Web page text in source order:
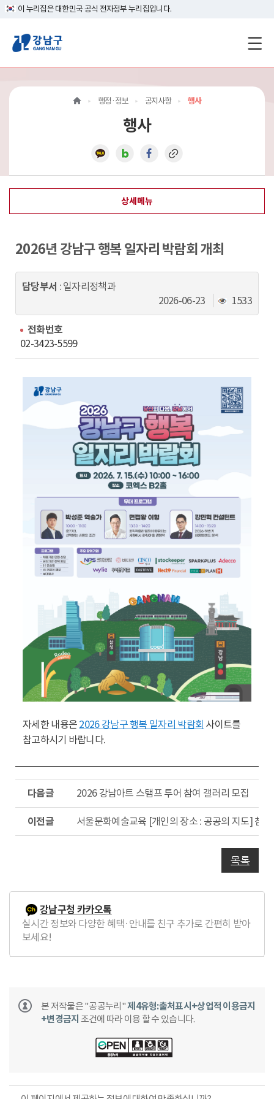
이 누리집은 대한민국 공식 전자정부 누리집입니다.
강
남
구
지
메
인
이
동
행정·정보 공지사항 행사
행사
상세메뉴
2026년 강남구 행복 일자리 박람회 개최
담당부서 : 일자리정책과
2026-06-23
조
회
1533
전화번호
02-3423-5599
자세한 내용은 2026 강남구 행복 일자리 박람회 사이트를
참고하시기 바랍니다.
글
2026 강남아트 스탬프 투어 참여 갤러리 모집
글
서울문화예술교육 [개인의 장소 : 공공의 지도] 참
목록
강남구청 카카오톡
실시간 정보와 다양한 혜택·안내를 친구 추가로 간편히 받아
보세요!
본 저작물은 "공공누리"제4유형:출처표시+상업적 이용금지
+변경금지 조건에 따라 이용 할 수 있습니다.